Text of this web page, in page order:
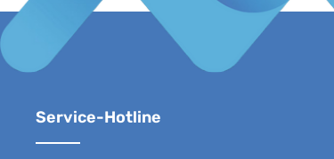
Service-Hotline